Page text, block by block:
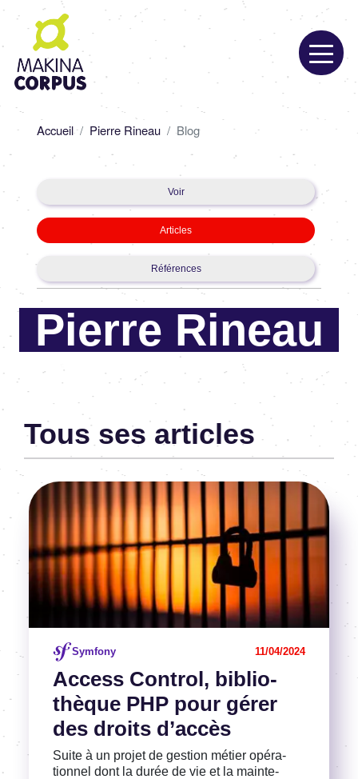
Aller
contenu
principal
d'Ariane
Accueil Pierre Rineau Blog
Primary
tabs
Voir
Articles
Références
Pierre Rineau
PHP-Symfony-Architecte de solutions métier
Tous ses articles
Access Control, biblio­
thèque PHP pour gérer
des droits d’ac­cès
Symfony 11/04/2024
Suite à un projet de gestion métier opéra­
tion­nel dont la durée de vie et la main­te­
Voir l'article
Image